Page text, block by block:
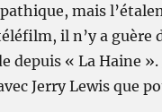
mais
il n’y a
depuis « La Haine
Jerry Lewis que